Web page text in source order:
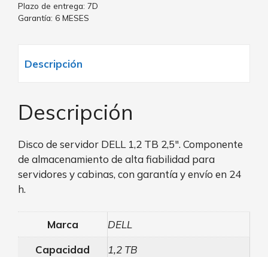
Plazo de entrega: 7D
Garantía: 6 MESES
Descripción
Descripción
Disco de servidor DELL 1,2 TB 2,5″. Componente
de almacenamiento de alta fiabilidad para
servidores y cabinas, con garantía y envío en 24
h.
Marca
DELL
Capacidad
1,2 TB